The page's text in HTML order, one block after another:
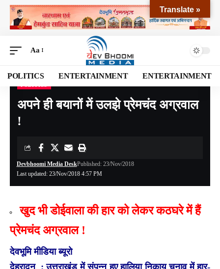
Aa
POLITICS ENTERTAINMENT ENTERTAINMENT
Devbhoomi Media>Blog>POLITICS>अपने ही बयानों में उलझे प्रेमचंद अग्रवाल !
अपने ही बयानों में उलझे प्रेमचंद अग्रवाल
!
Last updated: 23/Nov/2018 4:57 PM
Devbhoomi Media DeskPublished: 23/Nov/2018
खुद भी डोईवाला की हार को लेकर कठघरे में हैं
प्रेमचंद अग्रवाल !
देवभूमि मीडिया ब्यूरो
देहरादून : उत्तराखंड में संपन्न हुए हालिया निकाय चुनाव में हार-
Translate »